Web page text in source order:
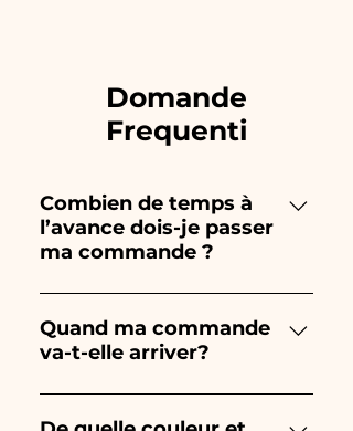
Domande
Frequenti
Combien de temps à
l’avance dois-je passer
ma commande ?
Ceramiche Ania crée et peint
entièrement à la main, donc
leur création prend beaucoup
Quand ma commande
va-t-elle arriver?
La réception de la commande
est garantie 10/15 jours avant